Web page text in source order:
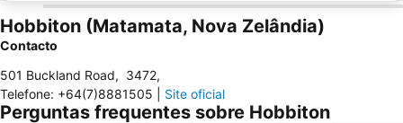
Hobbiton (Matamata, Nova Zelândia)
Contacto
501 Buckland Road, 3472,
Telefone: +64(7)8881505 Site oficial
Perguntas frequentes sobre Hobbiton